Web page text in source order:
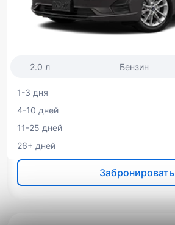
2.0 л Бензин
1-3 дня
4-10 дней
11-25 дней
26+ дней
Забронировать